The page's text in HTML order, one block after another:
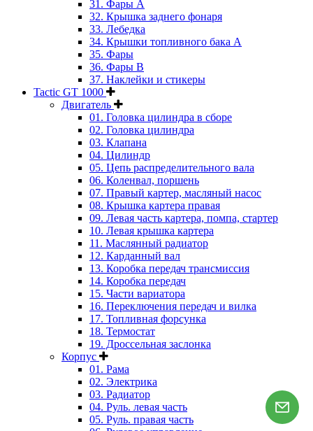
31. Фары А
32. Крышка заднего фонаря
33. Лебедка
34. Крышки топливного бака А
35. Фары
36. Фары B
37. Наклейки и стикеры
Tactic GT 1000
Двигатель
01. Головка цилиндра в сборе
02. Головка цилиндра
03. Клапана
04. Цилиндр
05. Цепь распределительного вала
06. Коленвал, поршень
07. Правый картер, масляный насос
08. Крышка картера правая
09. Левая часть картера, помпа, стартер
10. Левая крышка картера
11. Маслянный радиатор
12. Карданный вал
13. Коробка передач трансмиссия
14. Коробка передач
15. Части вариатора
16. Переключения передач и вилка
17. Топливная форсунка
18. Термостат
19. Дроссельная заслонка
Корпус
01. Рама
02. Электрика
03. Радиатор
04. Руль. левая часть
05. Руль. правая часть